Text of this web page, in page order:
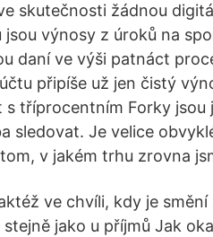
skutečnosti žádnou
výnosy z úroků na
daní ve výši patnáct
připíše už jen čistý
tříprocentním Forky jsou
sledovat. Je velice
v jakém trhu zrovna
ve chvíli, kdy je smění
jako u příjmů Jak